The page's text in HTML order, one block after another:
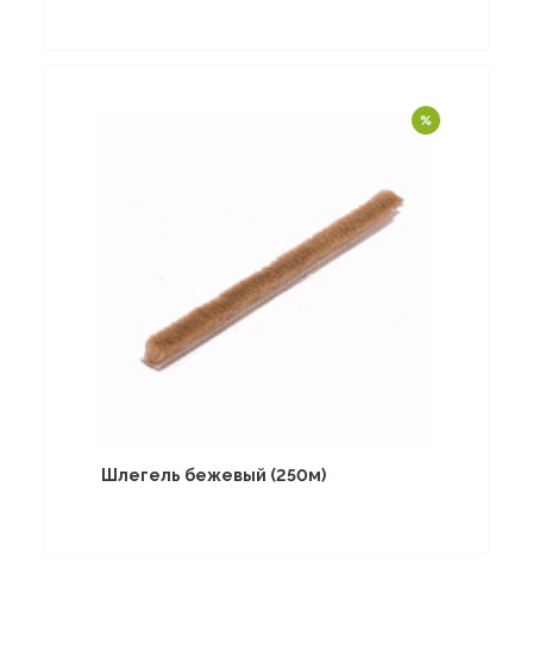
Шлегель бежевый (250м)